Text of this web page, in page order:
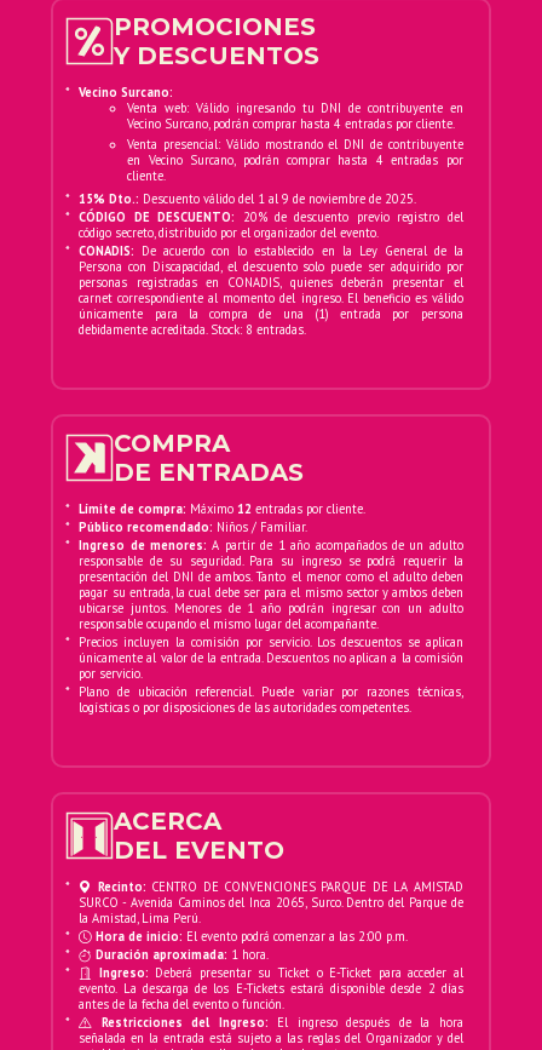
Se preparan para su gira internacional por
España y México y ahora, por primera vez,
llegan a PERÚ con todo su talento, color y
magia.
En este show nos regalarán sus mejores
canciones:
Pez Tiburón, Chocolate, Astronauta ¡y muchas
más!
Además, presentan su nuevo disco:
"AL AGUA PEZ", lanzado junto a UNIVERSAL
MUSIC, una obra fresca, poderosa y entrañable
digitales.
EVENTO CON PROPÓSITO
Este espectáculo no solo busca entretener,
sino también generar impacto social real. En
alianza con la ONG JUGUETE PENDIENTE, que
trabaja llevando alegría, educación y
esperanza a los niños en situación vulnerable
en todo el país, una parte de lo recaudado
será destinada a una gran campaña navideña
para regalar sonrisas a cientos de niños y
niñas del Perú.
sembrando felicidad!
UN SHOW FAMILIAR QUE TRANSFORMA Y
ENAMORA
Sus shows son una fiesta de emociones
y valores, donde los niños se sienten
protagonistas y los adultos reviven la
magia de la infancia.
Su música es de altísima calidad
artística y humana.
PROMOCIONES
Y DESCUENTOS
* Vecino Surcano:
Venta web: Válido ingresando tu DNI de contribuyente en
Vecino Surcano, podrán comprar hasta 4 entradas por cliente.
Venta presencial: Válido mostrando el DNI de contribuyente
en Vecino Surcano, podrán comprar hasta 4 entradas por
cliente.
* 15% Dto.: Descuento válido del 1 al 9 de noviembre de 2025.
* CÓDIGO DE DESCUENTO: 20% de descuento previo registro del
código secreto, distribuido por el organizador del evento.
* CONADIS: De acuerdo con lo establecido en la Ley General de la
Persona con Discapacidad, el descuento solo puede ser adquirido por
personas registradas en CONADIS, quienes deberán presentar el
carnet correspondiente al momento del ingreso. El beneficio es válido
únicamente para la compra de una (1) entrada por persona
debidamente acreditada. Stock: 8 entradas.
COMPRA
DE ENTRADAS
* Límite de compra: Máximo12 entradas por cliente.
* Público recomendado: Niños / Familiar.
* Ingreso de menores: A partir de 1 año acompañados de un adulto
responsable de su seguridad. Para su ingreso se podrá requerir la
presentación del DNI de ambos. Tanto el menor como el adulto deben
pagar su entrada, la cual debe ser para el mismo sector y ambos deben
ubicarse juntos. Menores de 1 año podrán ingresar con un adulto
responsable ocupando el mismo lugar del acompañante.
* Precios incluyen la comisión por servicio. Los descuentos se aplican
únicamente al valor de la entrada. Descuentos no aplican a la comisión
por servicio.
* Plano de ubicación referencial. Puede variar por razones técnicas,
logísticas o por disposiciones de las autoridades competentes.
ACERCA
DEL EVENTO
* Recinto: CENTRO DE CONVENCIONES PARQUE DE LA AMISTAD
SURCO - Avenida Caminos del Inca 2065, Surco. Dentro del Parque de
la Amistad, Lima Perú.
*
Hora de inicio: El evento podrá comenzar a las 2:00 p.m.
*
Duración aproximada: 1 hora.
*
Ingreso: Deberá presentar su Ticket o E-Ticket para acceder al
evento. La descarga de los E-Tickets estará disponible desde 2 días
antes de la fecha del evento o función.
*
Restricciones del Ingreso: El ingreso después de la hora
señalada en la entrada está sujeto a las reglas del Organizador y del